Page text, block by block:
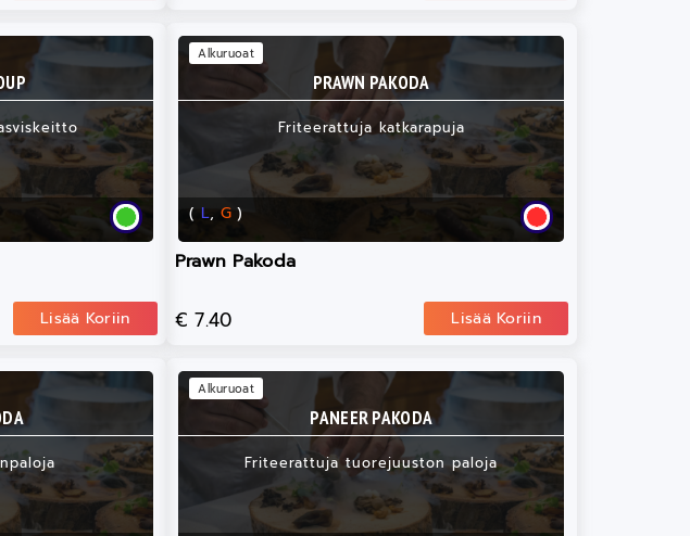
Lisää Koriin
PRAWN PAKODA
Friteerattuja katkarapuja
( L, G )
Alkuruoat
Prawn Pakoda
€ 7.40 Lisää Koriin
PANEER PAKODA
Friteerattuja tuorejuuston paloja
Alkuruoat